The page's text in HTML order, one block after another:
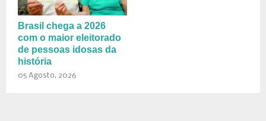
Brasil chega a 2026
com o maior eleitorado
de pessoas idosas da
história
05 Agosto, 2026